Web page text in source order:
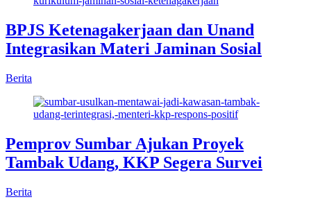
BPJS Ketenagakerjaan dan Unand
Integrasikan Materi Jaminan Sosial
Berita
Pemprov Sumbar Ajukan Proyek
Tambak Udang, KKP Segera Survei
Berita